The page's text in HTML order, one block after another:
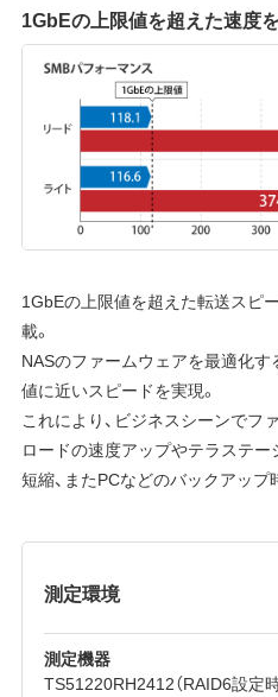
1GbEの上限値を超えた速度
1GbEの上限値を超えた転送スピ
載。
NASのファームウェアを最適化す
値に近いスピードを実現。
これにより、ビジネスシーンでフ
ロードの速度アップやテラステ
短縮、またPCなどのバックアップ
測定環境
測定機器
TS51220RH2412（RAID6設定時